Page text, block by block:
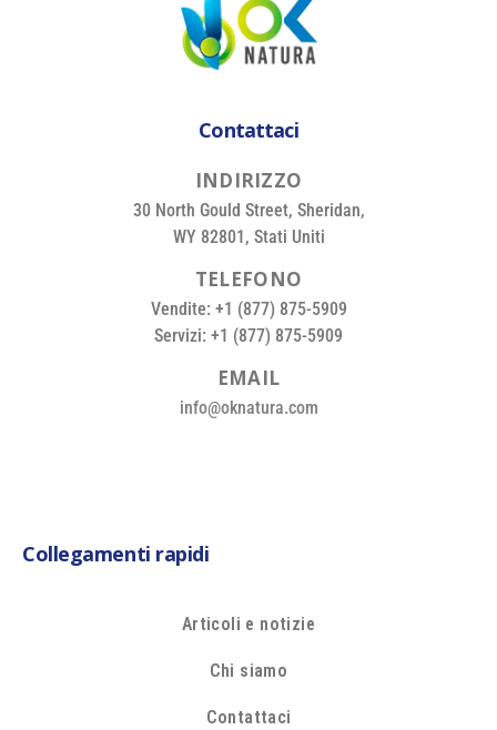
Contattaci
INDIRIZZO
30 North Gould Street, Sheridan,
WY 82801, Stati Uniti
TELEFONO
Vendite: +1 (877) 875-5909
Servizi: +1 (877) 875-5909
EMAIL
info@oknatura.com
Collegamenti rapidi
Articoli e notizie
Chi siamo
Contattaci